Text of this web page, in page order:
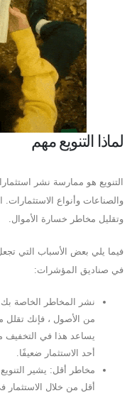
لماذا التنويع مهم
التنويع هو ممارسة نشر
والصناعات وأنواع
وتقليل مخاطر خسارة الأموال.
فيما يلي بعض الأسباب التي
في صناديق المؤشرات:
نشر المخاطر الخاصة
من الأصول ، فإنك تقلل
يساعد هذا في التخفيف
أحد الاستثمار ضعيفًا.
مخاطر أقل: يشير
أقل من خلال الاستثمار